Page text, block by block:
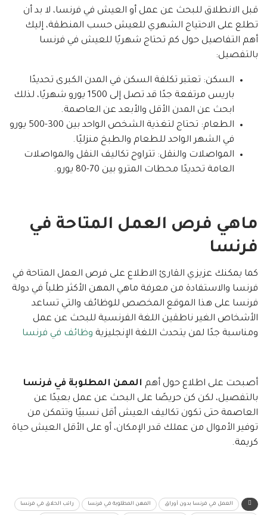
قبل الانطلاق للبحث عن عمل أو العيش في فرنسا، لا بد أن
تطلع على الاحتياج الشهري للعيش حسب المنطقة، إليك
أهم التفاصيل حول كم تحتاج شهريًا للعيش في فرنسا
بالتفصيل:
السكن: تعتبر تكلفة السكن في المدن الكبرى تحديدًا
باريس مرتفعة جدًا قد تصل إلى 1500 يورو شهريًا، لذلك
ابحث عن المدن الأقل والأبعد عن العاصمة.
الطعام: تحتاج لتغذية الشخص الواحد بين 300-500 يورو
في الشهر الواحد للطعام والطبخ منزليًا.
المواصلات والنقل: تتراوح تكاليف النقل والمواصلات
العامة تحديدًا محطات المترو بين 70-80 يورو.
ماهي فرص العمل المتاحة في
فرنسا
كما يمكنك عزيزي القارئ الاطلاع على فرص العمل المتاحة في
فرنسا والاستفادة من معرفة ماهي المهن الأكثر طلباً في دولة
فرنسا على هذا الموقع المخصص للوظائف والتي تساعد
الأشخاص الغير ناطقين اللغة الفرنسية للبحث عن عمل
ومناسبة جدًا لمن يتحدث اللغة الإنجليزية وظائف في فرنسا
أصبحت على اطلاع حول أهم المهن المطلوبة في فرنسا
بالتفصيل، لكن كن حريصًا على البحث عن عمل بعيدًا عن
العاصمة حتى تكون تكاليف العيش أقل نسبيًا وتتمكن من
توفير الأموال من عملك قدر الإمكان، أو على الأقل العيش حياة
كريمة.
العمل في فرنسا بدون أوراق المهن المطلوبة في فرنسا راتب الحلاق في فرنسا